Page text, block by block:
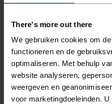
There's more out there
We gebruiken cookies om
functioneren en de
optimaliseren. Met behulp
website analyseren,
weergeven en
voor marketingdoeleinden.
% % %
Essential Hardloop
Tanktop
€20,95€29,95